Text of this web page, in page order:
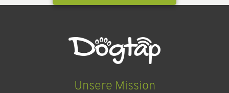
Unsere Mission